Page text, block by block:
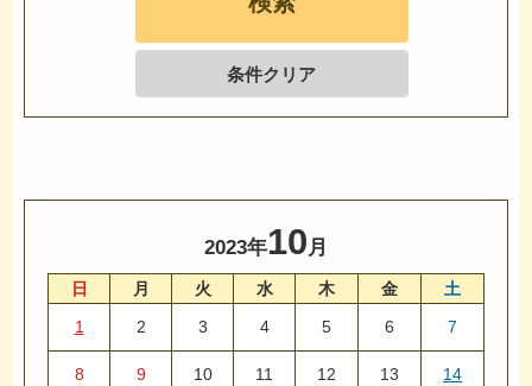
条件クリア
2023年10 月
日 月 火 水 木 金
土
1
2 3 4 5 6 7
8 9 10 11 12 13 14